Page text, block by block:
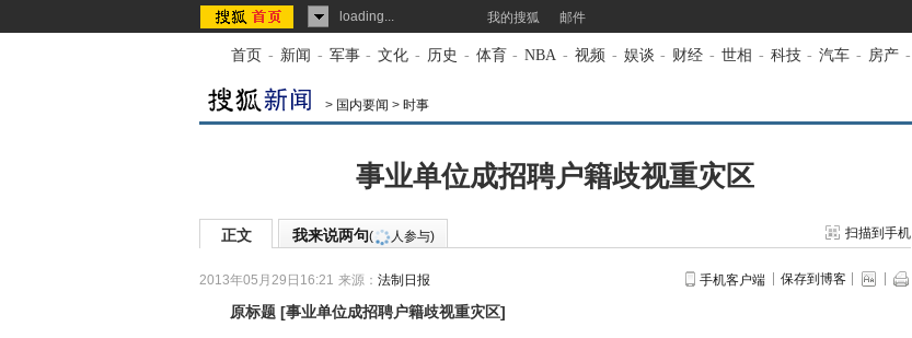
loading... 我的搜狐 邮件
首页 - 新闻 - 军事 - 文化 - 历史 - 体育 - NBA - 视频 - 娱谈 - 财经 - 世相 - 科技 - 汽车 - 房产 -
> 国内要闻 > 时事
事业单位成招聘户籍歧视重灾区
正文 我来说两句( 人参与) 扫描到手机
2013年05月29日16:21 来源： 法制日报 手机客户端 保存到博客
原标题 [事业单位成招聘户籍歧视重灾区]